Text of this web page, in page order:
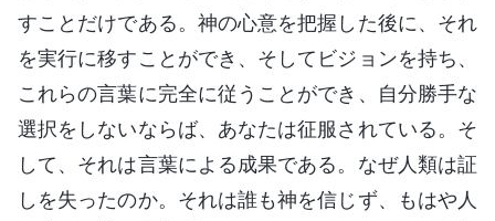
すことだけである。神の心意を把握した後に、それ
を実行に移すことができ、そしてビジョンを持ち、
これらの言葉に完全に従うことができ、自分勝手な
選択をしないならば、あなたは征服されている。そ
して、それは言葉による成果である。なぜ人類は証
しを失ったのか。それは誰も神を信じず、もはや人